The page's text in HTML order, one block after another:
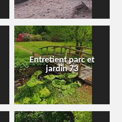
Entretient parc et
jardin 73